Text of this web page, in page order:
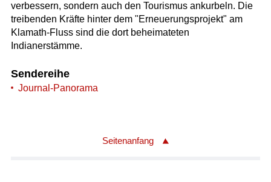
verbessern, sondern auch den Tourismus ankurbeln. Die
treibenden Kräfte hinter dem "Erneuerungsprojekt" am
Klamath-Fluss sind die dort beheimateten
Indianerstämme.
Sendereihe
Journal-Panorama
Seitenanfang